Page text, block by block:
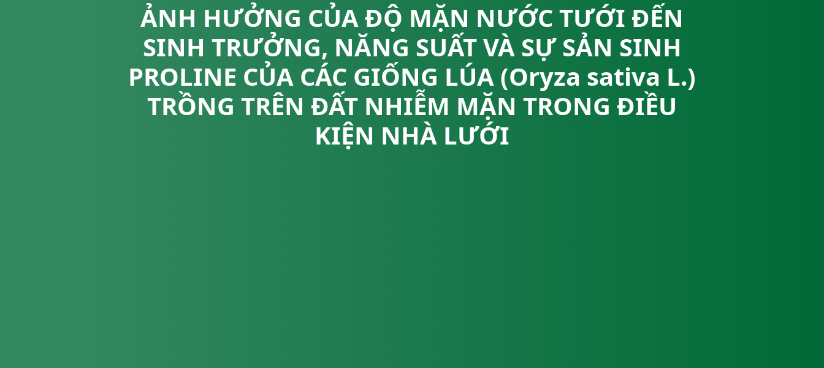
ẢNH HƯỞNG CỦA ĐỘ MẶN NƯỚC TƯỚI ĐẾN
SINH TRƯỞNG, NĂNG SUẤT VÀ SỰ SẢN SINH
PROLINE CỦA CÁC GIỐNG LÚA (Oryza sativa L.)
TRỒNG TRÊN ĐẤT NHIỄM MẶN TRONG ĐIỀU
KIỆN NHÀ LƯỚI